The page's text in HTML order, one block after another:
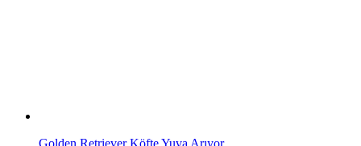
Golden Retriever Köfte Yuva Arıyor